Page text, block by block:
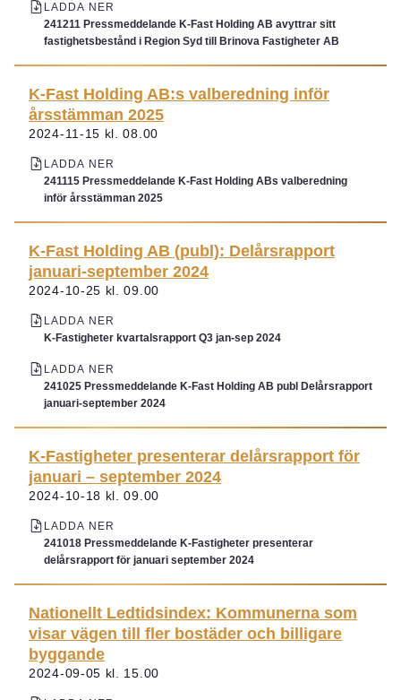
LADDA NER
241211 Pressmeddelande K-Fast Holding AB avyttrar sitt
fastighetsbestånd i Region Syd till Brinova Fastigheter AB
K-Fast Holding AB:s valberedning inför
årsstämman 2025
2024-11-15 kl. 08.00
LADDA NER
241115 Pressmeddelande K-Fast Holding ABs valberedning
inför årsstämman 2025
K-Fast Holding AB (publ): Delårsrapport
januari-september 2024
2024-10-25 kl. 09.00
LADDA NER
K-Fastigheter kvartalsrapport Q3 jan-sep 2024
LADDA NER
241025 Pressmeddelande K-Fast Holding AB publ Delårsrapport
januari-september 2024
K-Fastigheter presenterar delårsrapport för
januari – september 2024
2024-10-18 kl. 09.00
LADDA NER
241018 Pressmeddelande K-Fastigheter presenterar
delårsrapport för januari september 2024
Nationellt Ledtidsindex: Kommunerna som
visar vägen till fler bostäder och billigare
byggande
2024-09-05 kl. 15.00